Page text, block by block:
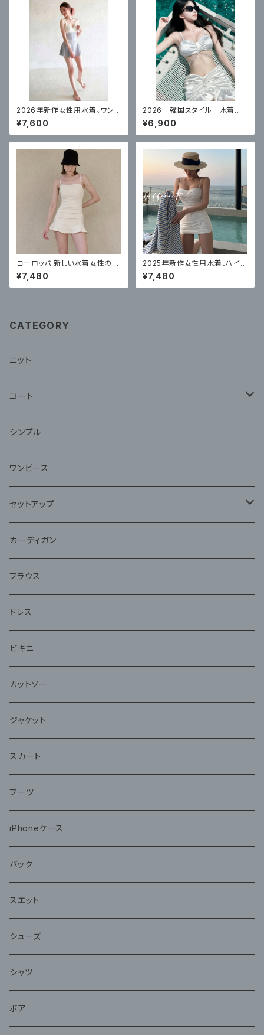
2026年新作女性用水着、ワンピ
ーススカートスタイル、体型カバ
ー
¥7,600
2026 韓国スタイル 水着レ
ディースビキニ水着 セクシー
¥6,900
ヨーロッパ 新しい水着女性のワ
ンピーススカートスタイルハイエ
ンド
¥7,480
2025年新作女性用水着、ハイ
エンドスプリットスカート、トライ
アングルソリッドカラー、腹部カ
バー、セクシー
¥7,480
CATEGORY
ニット
コート
ファー
シンプル
ワンピース
セットアップ
ジャケット
アンサンブル
カーディガン
ブラウス
ドレス
ビキニ
カットソー
ジャケット
スカート
ブーツ
iPhoneケース
バック
スエット
シューズ
シャツ
ボア